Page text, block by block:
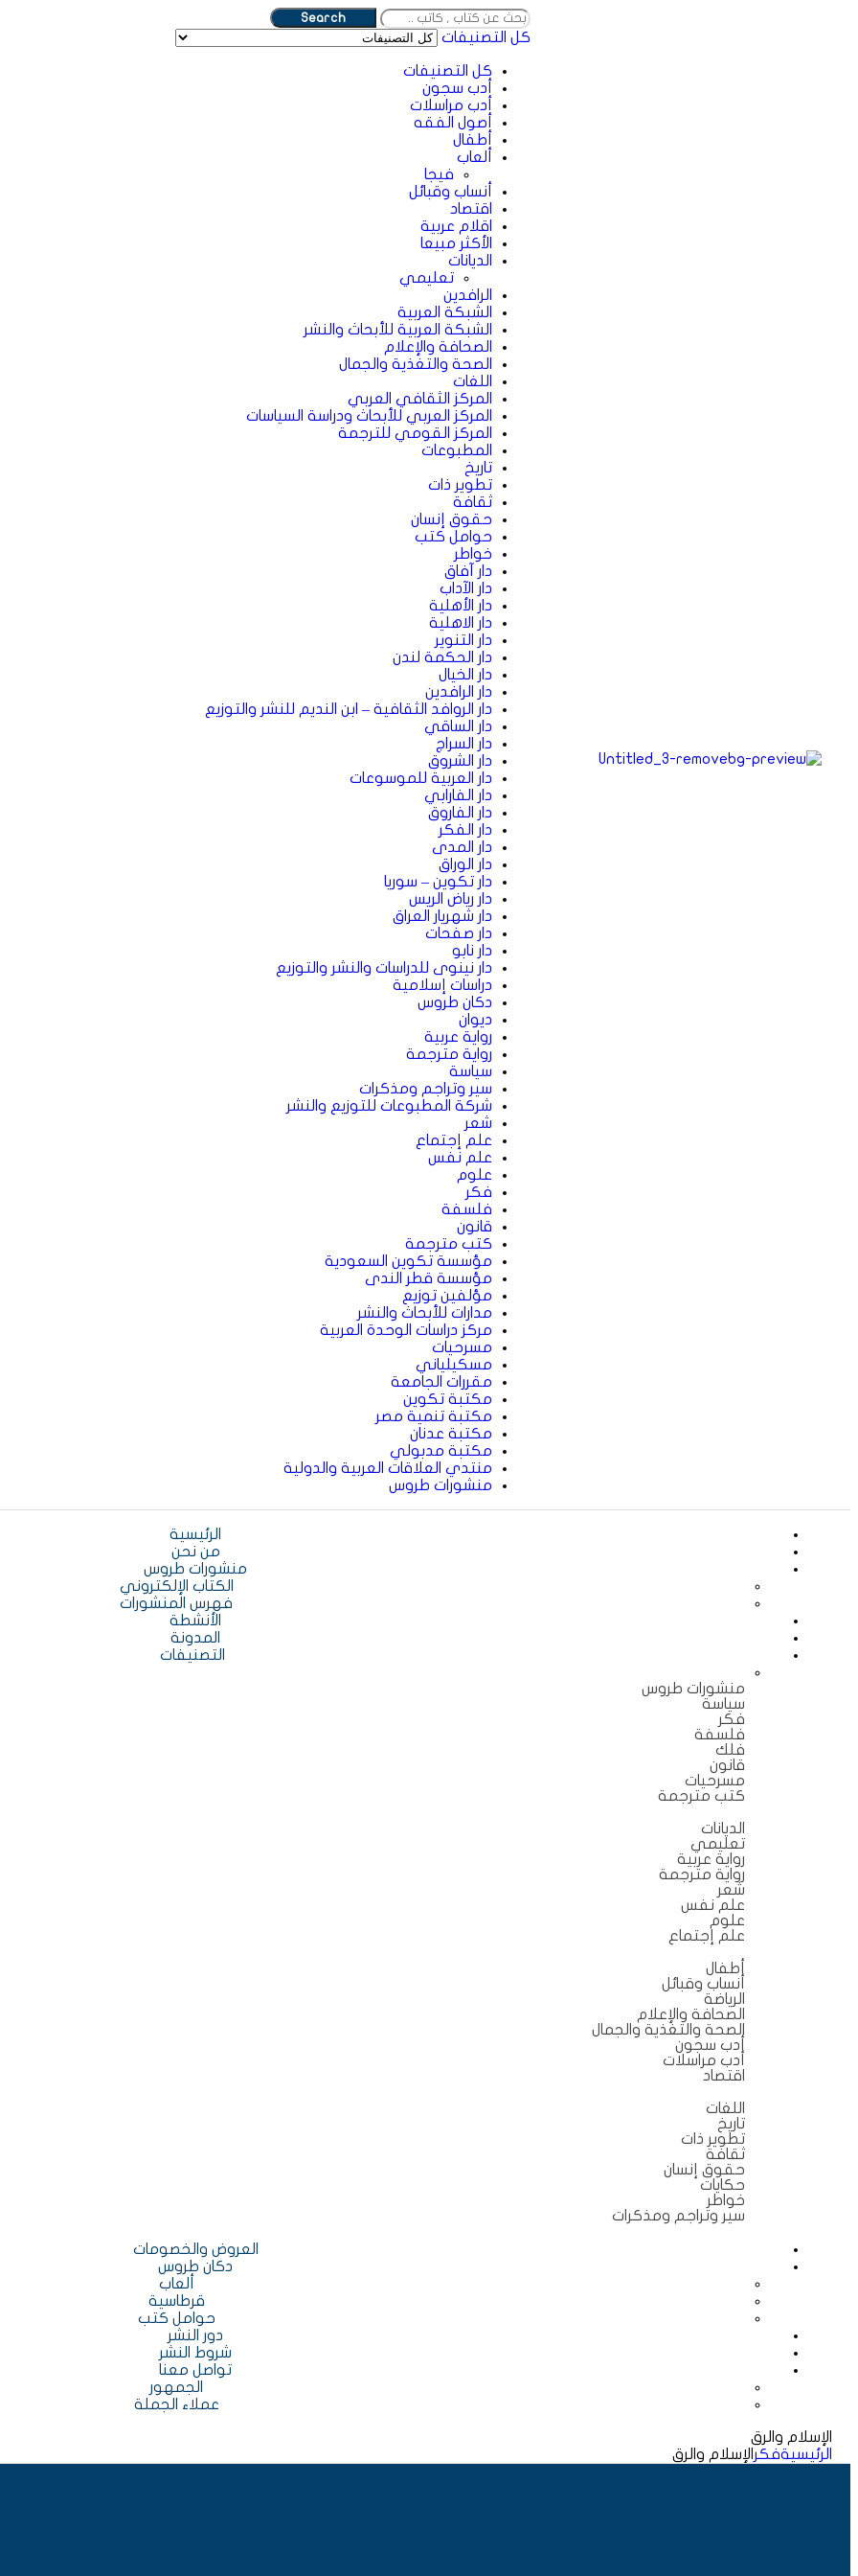
Search
كل التصنيفات
كل التصنيفات
أدب سجون
أدب مراسلات
أصول الفقه
أطفال
ألعاب
فيجا
أنساب وقبائل
اقتصاد
اقلام عربية
الأكثر مبيعا
الديانات
تعليمي
الرافدين
الشبكة العربية
الشبكة العربية للأبحاث والنشر
الصحافة والإعلام
الصحة والتغذية والجمال
اللغات
المركز الثقافي العربي
المركز العربي للأبحاث ودراسة السياسات
المركز القومي للترجمة
المطبوعات
تاريخ
تطوير ذات
ثقافة
حقوق إنسان
حوامل كتب
خواطر
دار آفاق
دار الآداب
دار الأهلية
دار الاهلية
دار التنوير
دار الحكمة لندن
دار الخيال
دار الرافدين
دار الروافد الثقافية – ابن النديم للنشر والتوزيع
دار الساقي
دار السراج
دار الشروق
دار العربية للموسوعات
دار الفارابي
دار الفاروق
دار الفكر
دار المدى
دار الوراق
دار تكوين – سوريا
دار رياض الريس
دار شهريار العراق
دار صفحات
دار نابو
دار نينوى للدراسات والنشر والتوزيع
دراسات إسلامية
دكان طروس
ديوان
رواية عربية
رواية مترجمة
سياسة
سير وتراجم ومذكرات
شركة المطبوعات للتوزيع والنشر
شعر
علم إجتماع
علم نفس
علوم
فكر
فلسفة
قانون
كتب مترجمة
مؤسسة تكوين السعودية
مؤسسة قطر الندى
مؤلفين توزيع
مدارات للأبحاث والنشر
مركز دراسات الوحدة العربية
مسرحيات
مسكيلياني
مقررات الجامعة
مكتبة تكوين
مكتبة تنمية مصر
مكتبة عدنان
مكتبة مدبولي
منتدي العلاقات العربية والدولية
منشورات طروس
الرئيسية
من نحن
منشورات طروس
الكتاب الإلكتروني
فهرس المنشورات
الأنشطة
المدونة
التصنيفات
منشورات طروس
سياسة
فكر
فلسفة
فلك
قانون
مسرحيات
كتب مترجمة
الديانات
تعليمي
رواية عربية
رواية مترجمة
شعر
علم نفس
علوم
علم إجتماع
أطفال
أنساب وقبائل
الرياضة
الصحافة والإعلام
الصحة والتغذية والجمال
أدب سجون
أدب مراسلات
اقتصاد
اللغات
تاريخ
تطوير ذات
ثقافة
حقوق إنسان
حكايات
خواطر
سير وتراجم ومذكرات
العروض والخصومات
دكان طروس
ألعاب
قرطاسية
حوامل كتب
دور النشر
شروط النشر
تواصل معنا
الجمهور
عملاء الجملة
الإسلام والرق
الرئيسيةفكر الإسلام والرق